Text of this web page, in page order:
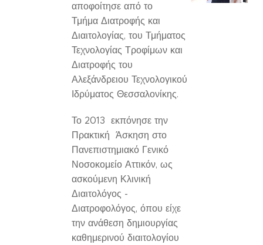
αποφοίτησε από το
Τμήμα Διατροφής και
Διαιτολογίας, του Τμήματος
Τεχνολογίας Τροφίμων και
Διατροφής του
Αλεξάνδρειου Τεχνολογικού
Ιδρύματος Θεσσαλονίκης.
Το 2013 εκπόνησε την
Πρακτική Άσκηση στο
Πανεπιστημιακό Γενικό
Νοσοκομείο Αττικόν, ως
ασκούμενη Κλινική
Διαιτολόγος -
Διατροφολόγος, όπου είχε
την ανάθεση δημιουργίας
καθημερινού διαιτολογίου